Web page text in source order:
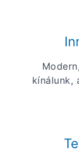
kínálunk,